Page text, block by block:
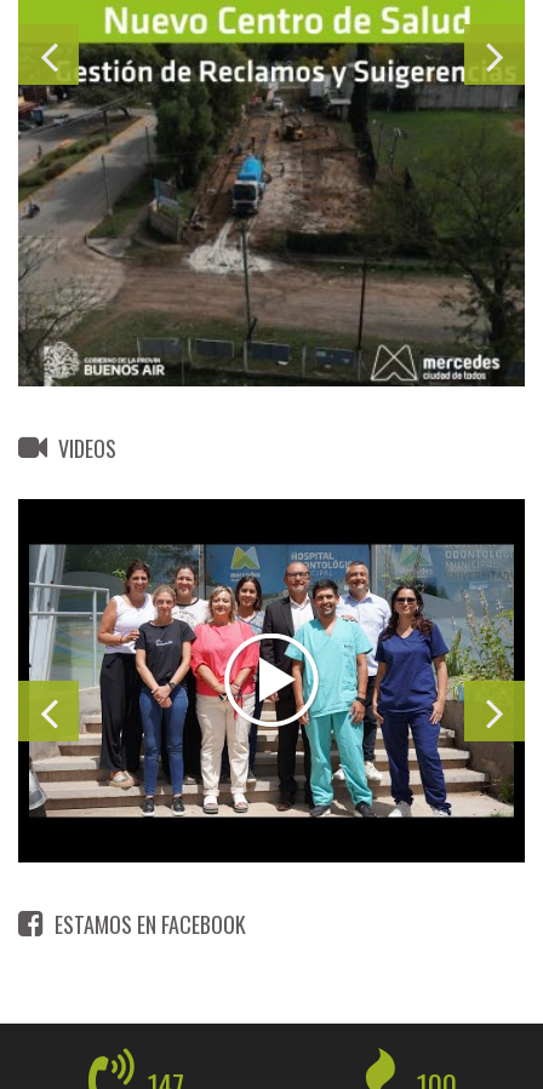
VIDEOS
ESTAMOS EN FACEBOOK